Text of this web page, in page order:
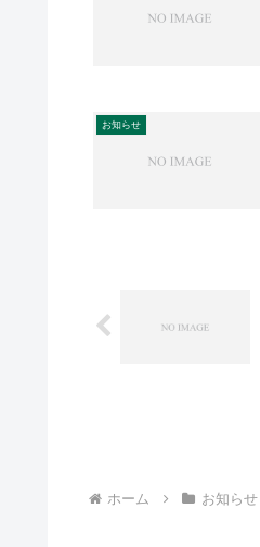
お知らせ
ホーム お知らせ